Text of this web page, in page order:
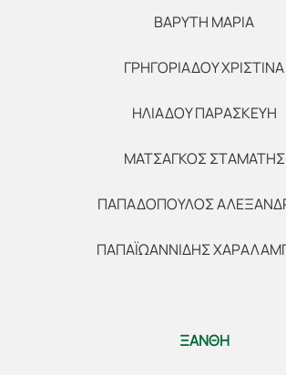
ΒΑΡΥΤΗ ΜΑΡΙΑ
ΓΡΗΓΟΡΙΑΔΟΥ ΧΡΙΣΤΙΝΑ
ΗΛΙΑΔΟΥ ΠΑΡΑΣΚΕΥΗ
ΜΑΤΣΑΓΚΟΣ ΣΤΑΜΑΤΗΣ
ΠΑΠΑΔΟΠΟΥΛΟΣ
ΠΑΠΑΪΩΑΝΝΙΔΗΣ
ΞΑΝΘΗ